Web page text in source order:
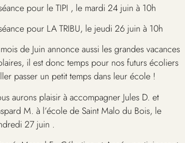
pour le TIPI , le mardi 24 juin à 10h
pour LA TRIBU, le jeudi 26 juin à 10h
de Juin annonce aussi les grandes vacances
il est donc temps pour nos futurs écoliers
passer un petit temps dans leur école !
aurons plaisir à accompagner Jules D. et
M. à l’école de Saint Malo du Bois, le
27 juin .